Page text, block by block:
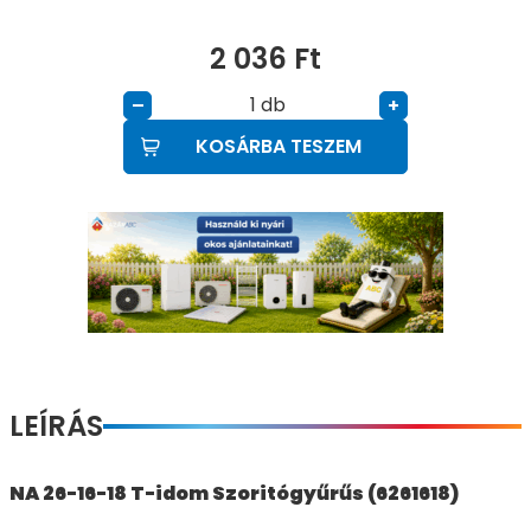
2 036 Ft
– db
+
KOSÁRBA TESZEM
LEÍRÁS
NA 26-16-18 T-idom Szoritógyűrűs (6261618)